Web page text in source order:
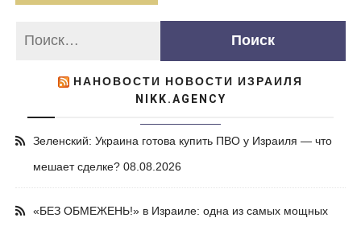
НАНОВОСТИ НОВОСТИ ИЗРАИЛЯ
NIKK.AGENCY
Зеленский: Украина готова купить ПВО у Израиля — что
мешает сделке? 08.08.2026
«БЕЗ ОБМЕЖЕНЬ!» в Израиле: одна из самых мощных